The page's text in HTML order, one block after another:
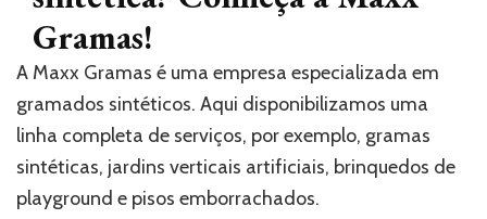
Gramas!
A Maxx Gramas é uma empresa especializada em
gramados sintéticos. Aqui disponibilizamos uma
linha completa de serviços, por exemplo, gramas
sintéticas, jardins verticais artificiais, brinquedos de
playground e pisos emborrachados.